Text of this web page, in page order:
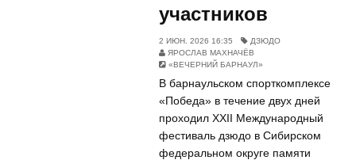
участников
2 ИЮН. 2026 16:35
ДЗЮДО
ЯРОСЛАВ МАХНАЧЁВ
«ВЕЧЕРНИЙ БАРНАУЛ»
В барнаульском спорткомплексе
«Победа» в течение двух дней
проходил XXII Международный
фестиваль дзюдо в Сибирском
федеральном округе памяти